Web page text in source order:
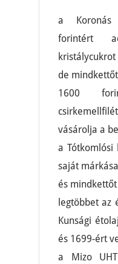
a Koronás
forintért
de
1600
vásárolja a
a Tótkomlósi
saját
és
legtöbbet az
Kunsági
és 1699-ért
a Mizo